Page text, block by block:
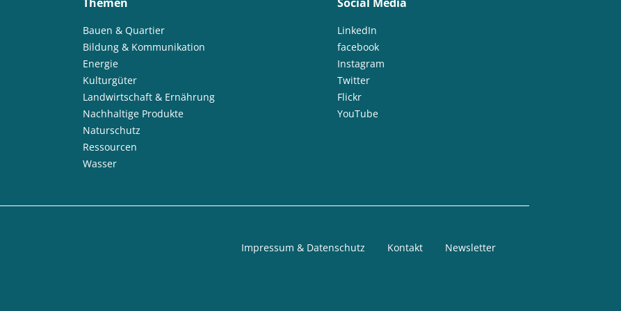
Bauen & Quartier
Bildung & Kommunikation
Energie
Kulturgüter
Landwirtschaft & Ernährung
Nachhaltige Produkte
Naturschutz
Ressourcen
Wasser
LinkedIn
facebook
Instagram
Twitter
Flickr
YouTube
Impressum & Datenschutz Kontakt Newsletter